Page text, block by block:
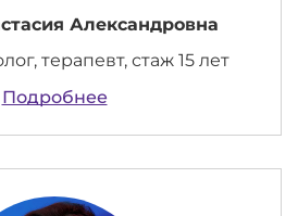
Александровна
терапевт, стаж 15 лет
Подробнее